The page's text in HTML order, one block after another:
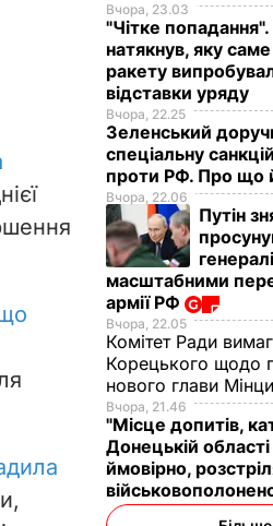
Вчора, 23.03
"Чітке
натякнув, яку
ракету
відставки уряду
Вчора, 22.25
Зеленський
спеціальну
проти РФ. Про що
Вчора, 22.06
Путін
масштабними
армії РФ
Вчора, 22.05
Комітет Ради
Корецького щодо
нового глави
Вчора, 21.46
"Місце допитів,
Донецькій області
ймовірно,